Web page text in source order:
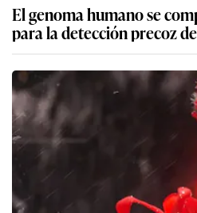
El genoma humano se
para la detección precoz